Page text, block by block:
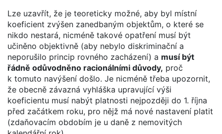
Lze uzavřít, že je teoreticky možné, aby byl místní
koeficient zvýšen zanedbaným objektům, o které se
nikdo nestará, nicméně takové opatření musí být
učiněno objektivně (aby nebylo diskriminační a
neporušilo princip rovného zacházení) a musí být
řádně odůvodněno racionálními důvody, proč
k tomuto navýšení došlo. Je nicméně třeba upozornit,
že obecně závazná vyhláška upravující výši
koeficientu musí nabýt platnosti nejpozději do 1. října
před začátkem roku, pro nějž má nové nastavení platit
(zdaňovacím obdobím je u daně z nemovitých